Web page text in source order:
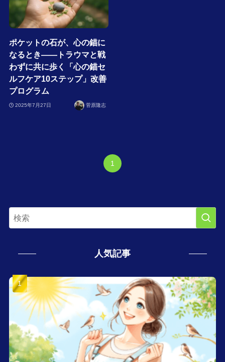
ポケットの石が、心の錨に
なるとき――トラウマと戦
わずに共に歩く「心の錨セ
ルフケア10ステップ」改善
プログラム
2025年7月27日 菅原隆志
1
人気記事